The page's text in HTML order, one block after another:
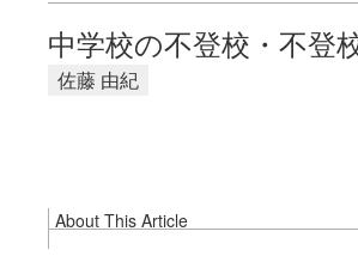
中学校の不登校・不登
佐藤 由紀
About This Article